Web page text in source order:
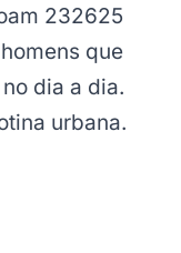
232625
que
dia a dia.
urbana.